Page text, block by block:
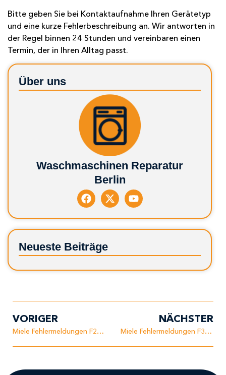
Bitte geben Sie bei Kontaktaufnahme Ihren Gerätetyp
und eine kurze Fehlerbeschreibung an. Wir antworten in
der Regel binnen 24 Stunden und vereinbaren einen
Termin, der in Ihren Alltag passt.
Über uns
Waschmaschinen Reparatur
Berlin
Neueste Beiträge
VORIGER
Miele Fehlermeldungen F24 – Temperatur zu niedrig
NÄCHSTER
Miele Fehlermeldungen F32 – Türverriegelung defekt